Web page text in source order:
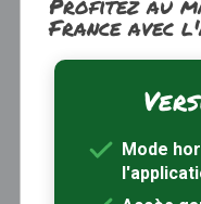
Trouver une
Abonnement
France avec
Mode